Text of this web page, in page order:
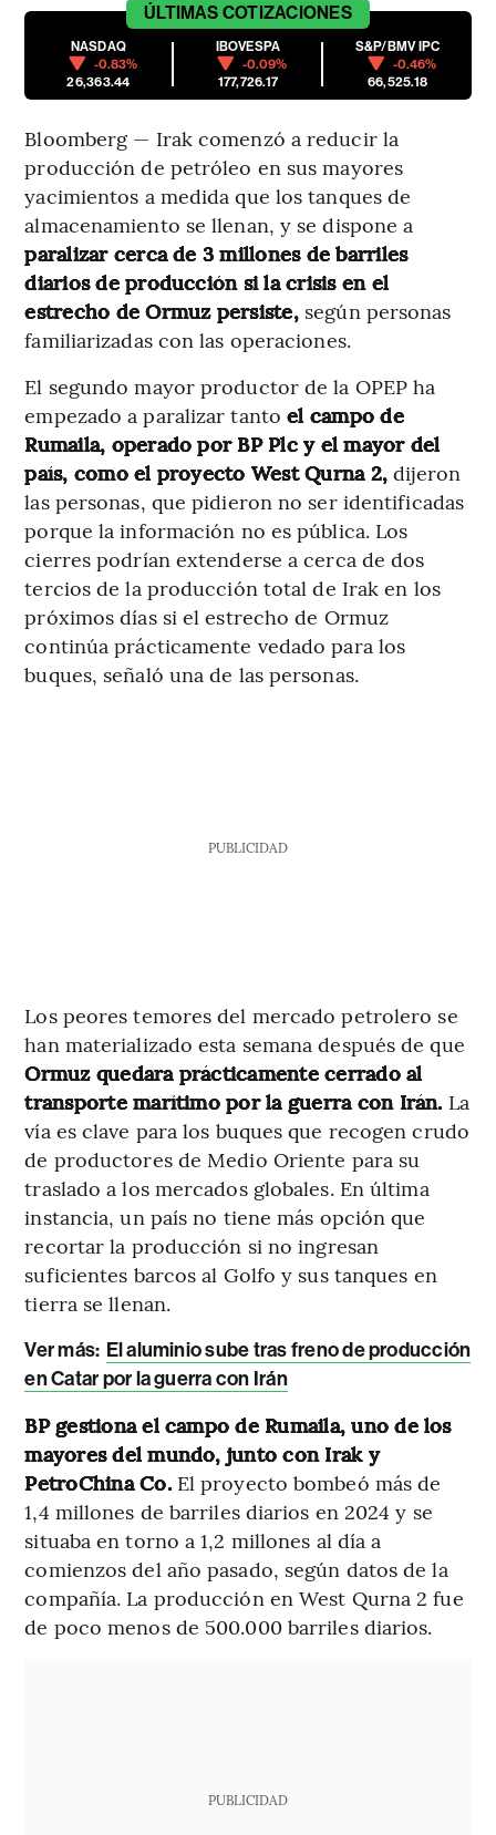
ÚLTIMAS COTIZACIONES
NASDAQ
-0.83%
26,363.44
IBOVESPA
-0.09%
177,726.17
S&P/BMV IPC
-0.46%
66,525.18
Bloomberg — Irak comenzó a reducir la
producción de petróleo en sus mayores
yacimientos a medida que los tanques de
almacenamiento se llenan, y se dispone a
paralizar cerca de 3 millones de barriles
diarios de producción si la crisis en el
estrecho de Ormuz persiste, según personas
familiarizadas con las operaciones.
El segundo mayor productor de la OPEP ha
empezado a paralizar tanto el campo de
Rumaila, operado por BP Plc y el mayor del
país, como el proyecto West Qurna 2,dijeron
las personas, que pidieron no ser identificadas
porque la información no es pública. Los
cierres podrían extenderse a cerca de dos
tercios de la producción total de Irak en los
próximos días si el estrecho de Ormuz
continúa prácticamente vedado para los
buques, señaló una de las personas.
PUBLICIDAD
Los peores temores del mercado petrolero se
han materializado esta semana después de que
Ormuz quedara prácticamente cerrado al
transporte marítimo por la guerra con Irán. La
vía es clave para los buques que recogen crudo
de productores de Medio Oriente para su
traslado a los mercados globales. En última
instancia, un país no tiene más opción que
recortar la producción si no ingresan
suficientes barcos al Golfo y sus tanques en
tierra se llenan.
Ver más: El aluminio sube tras freno de producción
en Catar por la guerra con Irán
BP gestiona el campo de Rumaila, uno de los
mayores del mundo, junto con Irak y
PetroChina Co.El proyecto bombeó más de
1,4 millones de barriles diarios en 2024 y se
situaba en torno a 1,2 millones al día a
comienzos del año pasado, según datos de la
compañía. La producción en West Qurna 2 fue
de poco menos de 500.000 barriles diarios.
PUBLICIDAD